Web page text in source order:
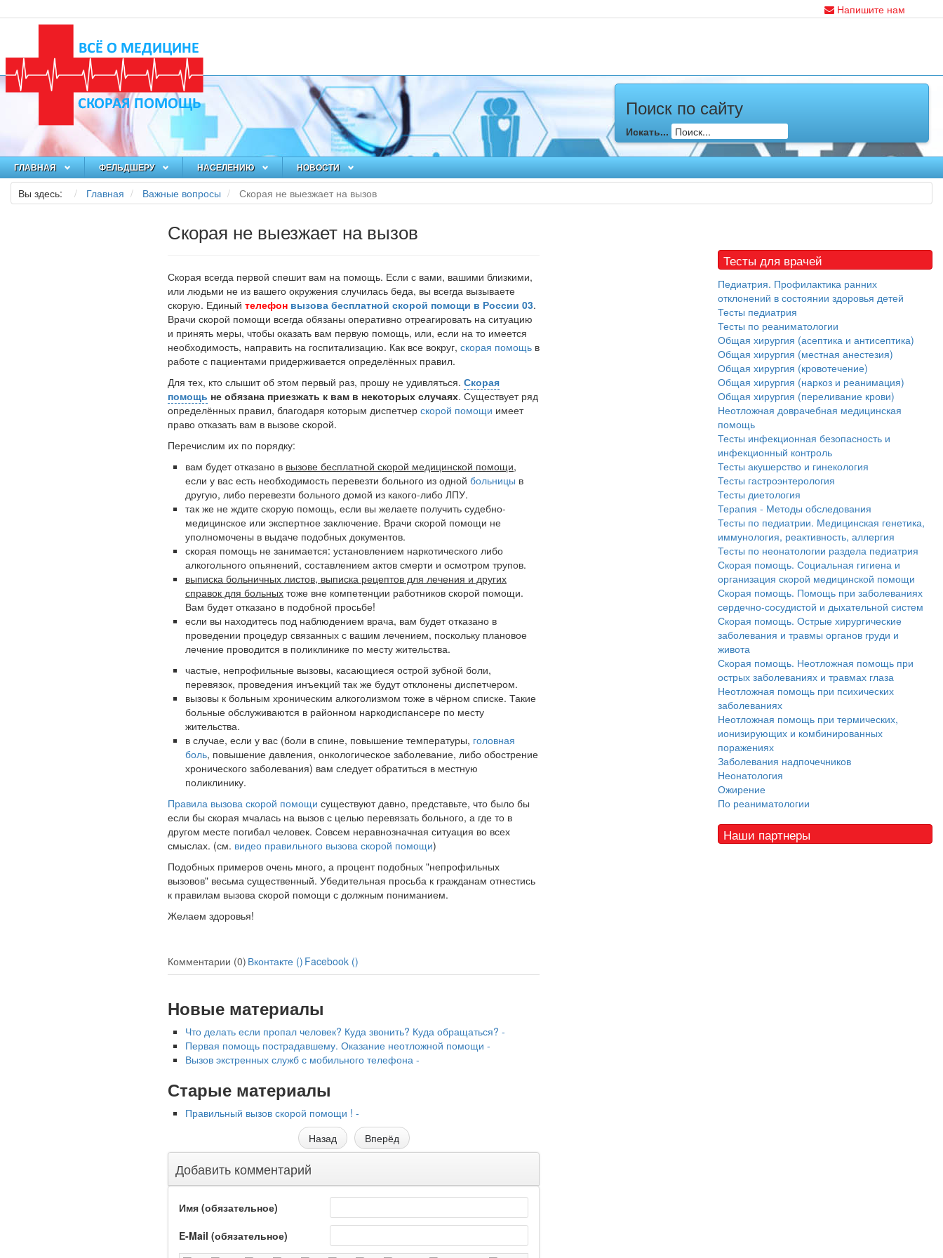
Напишите нам
Поиск по сайту
Искать...
ГЛАВНАЯ ФЕЛЬДШЕРУ НАСЕЛЕНИЮ НОВОСТИ
Вы здесь: Главная Важные вопросы Скорая не выезжает на вызов
Скорая не выезжает на вызов
Скорая всегда первой спешит вам на помощь. Если с вами, вашими близкими,
или людьми не из вашего окружения случилась беда, вы всегда вызываете
скорую. Единый телефон вызова бесплатной скорой помощи в России 03.
Врачи скорой помощи всегда обязаны оперативно отреагировать на ситуацию
и принять меры, чтобы оказать вам первую помощь, или, если на то имеется
необходимость, направить на госпитализацию. Как все вокруг, скорая помощь в
работе с пациентами придерживается определённых правил.
Для тех, кто слышит об этом первый раз, прошу не удивляться. Скорая
помощь не обязана приезжать к вам в некоторых случаях. Существует ряд
определённых правил, благодаря которым диспетчер скорой помощи имеет
право отказать вам в вызове скорой.
Перечислим их по порядку:
вам будет отказано в вызове бесплатной скорой медицинской помощи,
если у вас есть необходимость перевезти больного из одной больницы в
другую, либо перевезти больного домой из какого-либо ЛПУ.
так же не ждите скорую помощь, если вы желаете получить судебно-
медицинское или экспертное заключение. Врачи скорой помощи не
уполномочены в выдаче подобных документов.
скорая помощь не занимается: установлением наркотического либо
алкогольного опьянений, составлением актов смерти и осмотром трупов.
выписка больничных листов, выписка рецептов для лечения и других
справок для больных тоже вне компетенции работников скорой помощи.
Вам будет отказано в подобной просьбе!
если вы находитесь под наблюдением врача, вам будет отказано в
проведении процедур связанных с вашим лечением, поскольку плановое
лечение проводится в поликлинике по месту жительства.
частые, непрофильные вызовы, касающиеся острой зубной боли,
перевязок, проведения инъекций так же будут отклонены диспетчером.
вызовы к больным хроническим алкоголизмом тоже в чёрном списке. Такие
больные обслуживаются в районном наркодиспансере по месту
жительства.
в случае, если у вас (боли в спине, повышение температуры, головная
боль, повышение давления, онкологическое заболевание, либо обострение
хронического заболевания) вам следует обратиться в местную
поликлинику.
Правила вызова скорой помощи существуют давно, представьте, что было бы
если бы скорая мчалась на вызов с целью перевязать больного, а где то в
другом месте погибал человек. Совсем неравнозначная ситуация во всех
смыслах. (см. видео правильного вызова скорой помощи)
Подобных примеров очень много, а процент подобных "непрофильных
вызовов" весьма существенный. Убедительная просьба к гражданам отнестись
к правилам вызова скорой помощи с должным пониманием.
Желаем здоровья!
Комментарии (0) Вконтакте () Facebook ()
Новые материалы
Что делать если пропал человек? Куда звонить? Куда обращаться? -
Первая помощь пострадавшему. Оказание неотложной помощи -
Вызов экстренных служб с мобильного телефона -
Старые материалы
Правильный вызов скорой помощи ! -
Назад
Вперёд
Добавить комментарий
Имя (обязательное)
E-Mail (обязательное)
Тесты для врачей
Педиатрия. Профилактика ранних
отклонений в состоянии здоровья детей
Тесты педиатрия
Тесты по реаниматологии
Общая хирургия (асептика и антисептика)
Общая хирургия (местная анестезия)
Общая хирургия (кровотечение)
Общая хирургия (наркоз и реанимация)
Общая хирургия (переливание крови)
Неотложная доврачебная медицинская
помощь
Тесты инфекционная безопасность и
инфекционный контроль
Тесты акушерство и гинекология
Тесты гастроэнтерология
Тесты диетология
Терапия - Методы обследования
Тесты по педиатрии. Медицинская генетика,
иммунология, реактивность, аллергия
Тесты по неонатологии раздела педиатрия
Скорая помощь. Социальная гигиена и
организация скорой медицинской помощи
Скорая помощь. Помощь при заболеваниях
сердечно-сосудистой и дыхательной систем
Скорая помощь. Острые хирургические
заболевания и травмы органов груди и
живота
Скорая помощь. Неотложная помощь при
острых заболеваниях и травмах глаза
Неотложная помощь при психических
заболеваниях
Неотложная помощь при термических,
ионизирующих и комбинированных
поражениях
Заболевания надпочечников
Неонатология
Ожирение
По реаниматологии
Наши партнеры